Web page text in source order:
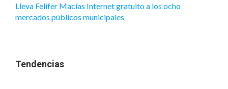
Lleva Felifer Macías Internet gratuito a los ocho
mercados públicos municipales
Tendencias